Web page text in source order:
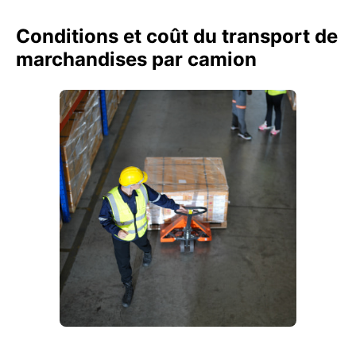
Conditions et coût du transport de
marchandises par camion